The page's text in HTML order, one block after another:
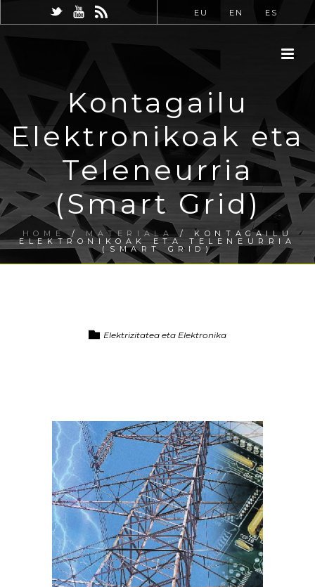
EU EN ES
Kontagailu
Elektronikoak eta
Teleneurria
(Smart Grid)
HOME/MATERIALA / KONTAGAILU
ELEKTRONIKOAK ETA TELENEURRIA
(SMART GRID)
Elektrizitatea eta Elektronika